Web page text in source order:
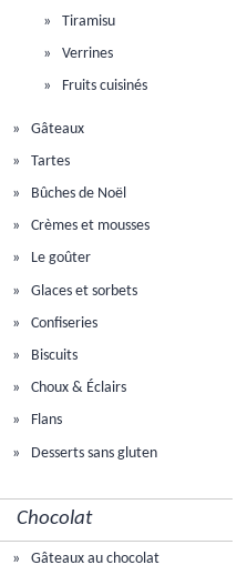
Tiramisu
Verrines
Fruits cuisinés
Gâteaux
Tartes
Bûches de Noël
Crèmes et mousses
Le goûter
Glaces et sorbets
Confiseries
Biscuits
Choux & Éclairs
Flans
Desserts sans gluten
Chocolat
Gâteaux au chocolat